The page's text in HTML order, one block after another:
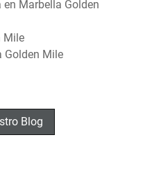
Marbella Golden
Mile
Golden Mile
Blog